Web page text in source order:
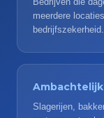
meerdere
bedrijfszekerheid.
Slagerijen,